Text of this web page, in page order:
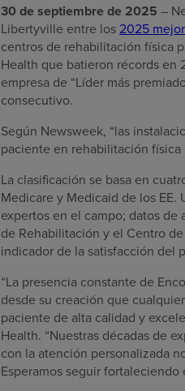
30 de septiembre de 2025 –
Libertyville entre los 2025
centros de rehabilitación física
Health que batieron récords en
empresa de “Líder más
consecutivo.
Según Newsweek, “las
paciente en rehabilitación física
La clasificación se basa en
Medicare y Medicaid de los
expertos en el campo; datos
de Rehabilitación y el Centro
indicador de la satisfacción del
“La presencia constante de
desde su creación que
paciente de alta calidad y
Health. “Nuestras décadas de
con la atención personalizada
Esperamos seguir